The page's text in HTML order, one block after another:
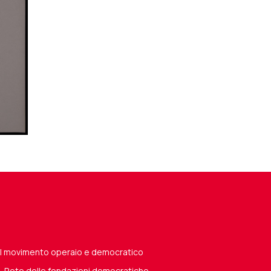
movimento operaio e democratico